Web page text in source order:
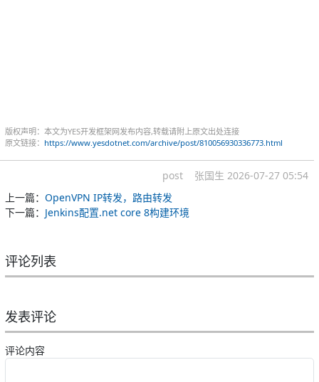
版权声明：本文为YES开发框架网发布内容,转载请附上原文出处连接
原文链接： https://www.yesdotnet.com/archive/post/810056930336773.html
post 张国生 2026-07-27 05:54
上一篇： OpenVPN IP转发，路由转发
下一篇： Jenkins配置.net core 8构建环境
评论列表
发表评论
评论内容